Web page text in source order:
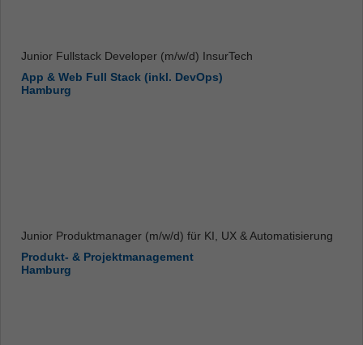
Junior Fullstack Developer (m/w/d) InsurTech
App & Web Full Stack (inkl. DevOps)
Hamburg
Junior Produktmanager (m/w/d) für KI, UX & Automatisierung
Produkt- & Projektmanagement
Hamburg